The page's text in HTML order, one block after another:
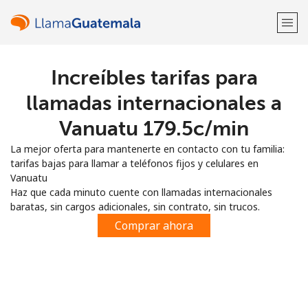
¡Bienvenido!
Regístrate con
o
Increíbles tarifas para
llamadas internacionales a
Vanuatu ⁦179.5c⁩/min
La mejor oferta para mantenerte en contacto con tu familia:
tarifas bajas para llamar a teléfonos fijos y celulares en
Vanuatu
Haz que cada minuto cuente con llamadas internacionales
baratas, sin cargos adicionales, sin contrato, sin trucos.
Comprar ahora